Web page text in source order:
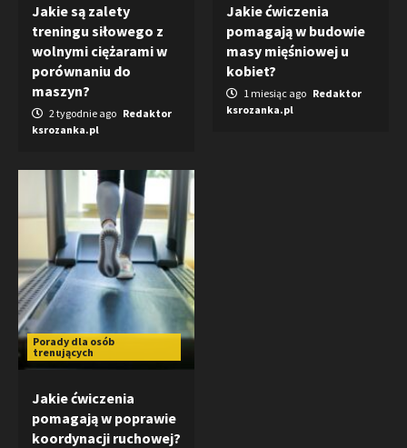
Jakie są zalety
treningu siłowego z
wolnymi ciężarami w
porównaniu do
maszyn?
2 tygodnie ago Redaktor
ksrozanka.pl
Jakie ćwiczenia
pomagają w budowie
masy mięśniowej u
kobiet?
1 miesiąc ago Redaktor
ksrozanka.pl
Porady dla osób
trenujących
Jakie ćwiczenia
pomagają w poprawie
koordynacji ruchowej?